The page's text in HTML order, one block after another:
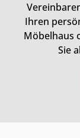
Ihren
Möbelhaus
Sie